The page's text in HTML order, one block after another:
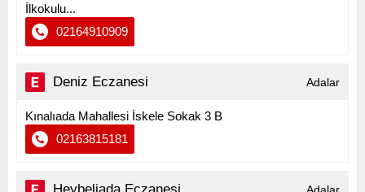
İlkokulu...
02164910909
Deniz Eczanesi Adalar
Kınalıada Mahallesi İskele Sokak 3 B
02163815181